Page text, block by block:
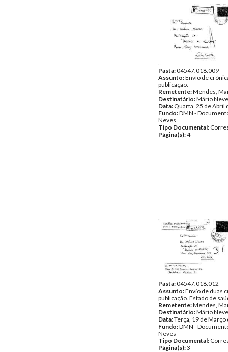
Pasta:04547.018.009
Assunto:Envío de
publicação.
Remetente:Mendes,
Destinatário:Mário
Data: Quarta, 25 de Abril
Fundo:DMN -
Neves
Tipo Documental:
Página(s):4
Pasta:04547.018.012
Assunto:Envío de duas
publicação. Estado de
Remetente:Mendes,
Destinatário:Mário
Data:Terça, 19 de Março
Fundo:DMN -
Neves
Tipo Documental:
Página(s):3